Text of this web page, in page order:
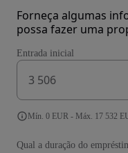
Forneça algumas
possa fazer uma
Entrada inicial
Mín. 0 EUR - Máx. 17 532
Qual a duração do